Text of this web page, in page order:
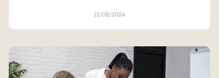
12/08/2024